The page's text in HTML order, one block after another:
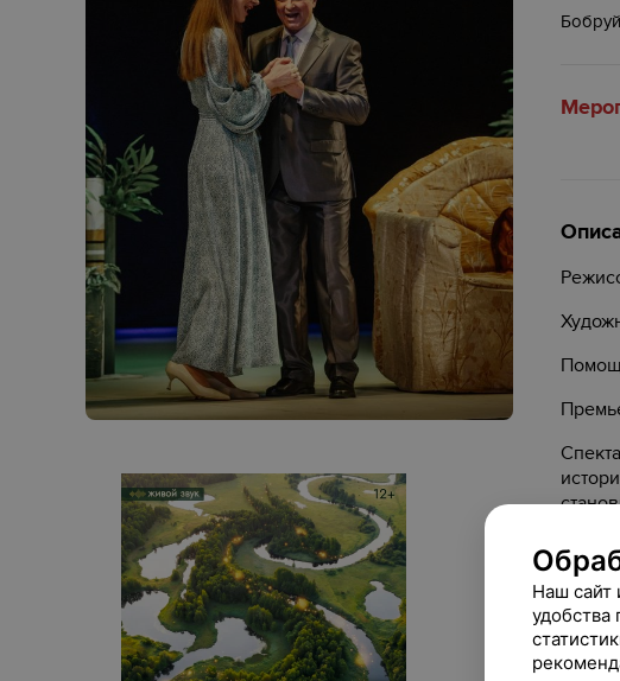
и
Наш сайт
удобства